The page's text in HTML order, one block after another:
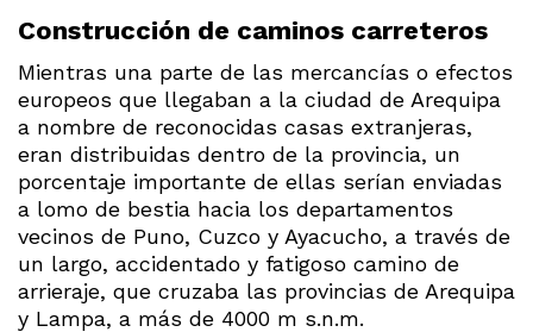
Construcción de caminos carreteros
Mientras una parte de las mercancías o efectos
europeos que llegaban a la ciudad de Arequipa
a nombre de reconocidas casas extranjeras,
eran distribuidas dentro de la provincia, un
porcentaje importante de ellas serían enviadas
a lomo de bestia hacia los departamentos
vecinos de Puno, Cuzco y Ayacucho, a través de
un largo, accidentado y fatigoso camino de
arrieraje, que cruzaba las provincias de Arequipa
y Lampa, a más de 4000 m s.n.m.